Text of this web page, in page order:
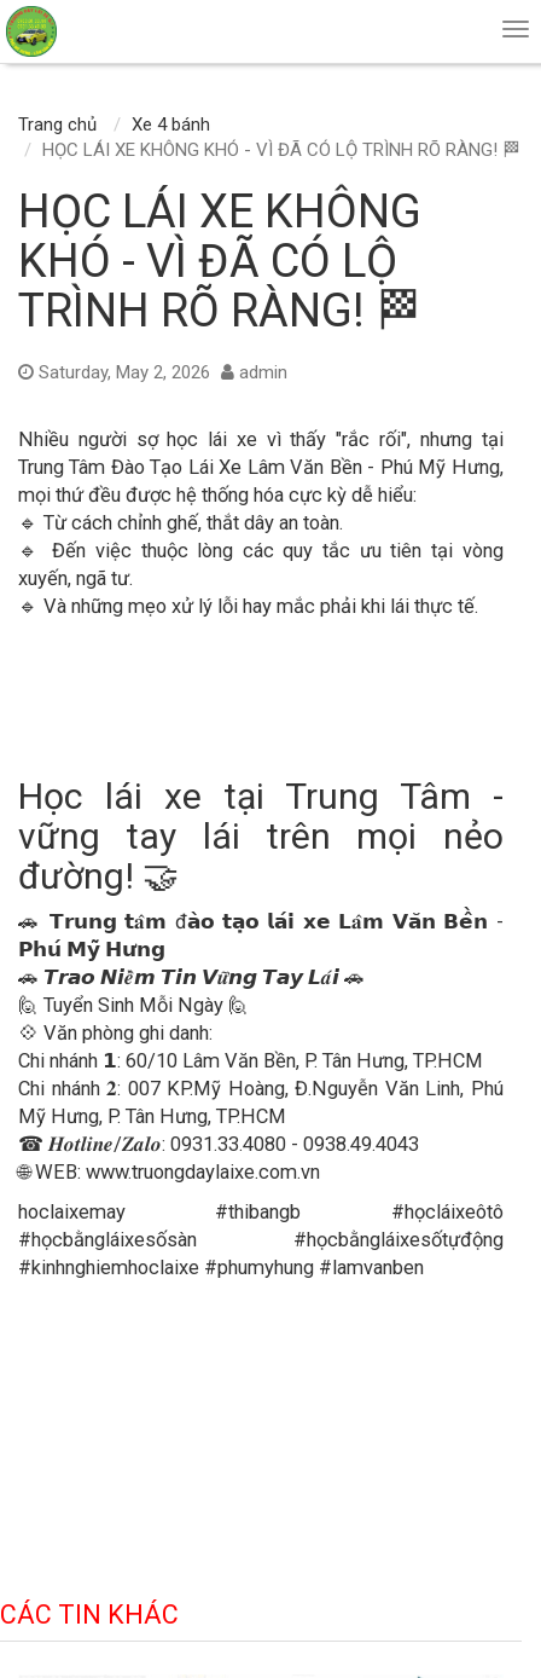
Trang chủ
Xe 4 bánh
HỌC LÁI XE KHÔNG KHÓ - VÌ ĐÃ CÓ LỘ TRÌNH RÕ RÀNG! 🏁
HỌC LÁI XE KHÔNG
KHÓ - VÌ ĐÃ CÓ LỘ
TRÌNH RÕ RÀNG! 🏁
Saturday, May 2, 2026 admin
Nhiều người sợ học lái xe vì thấy "rắc rối", nhưng tại
Trung Tâm Đào Tạo Lái Xe Lâm Văn Bền - Phú Mỹ Hưng,
mọi thứ đều được hệ thống hóa cực kỳ dễ hiểu:
🔹 Từ cách chỉnh ghế, thắt dây an toàn.
🔹 Đến việc thuộc lòng các quy tắc ưu tiên tại vòng
xuyến, ngã tư.
🔹 Và những mẹo xử lý lỗi hay mắc phải khi lái thực tế.
Học lái xe tại Trung Tâm -
vững tay lái trên mọi nẻo
đường! 🤝
🚗 𝗧𝗿𝘂𝗻𝗴 𝘁𝐚̂𝗺 đ𝗮̀𝗼 𝘁𝗮̣𝗼 𝗹𝗮́𝗶 𝘅𝗲 𝗟𝐚̂𝗺 𝗩𝗮̆𝗻 𝗕𝗲̂̀𝗻 -
𝗣𝗵𝘂́ 𝗠𝘆̃ 𝗛𝘂̛𝗻𝗴
🚗 𝙏𝙧𝙖𝙤 𝙉𝙞𝒆̂̀𝙢 𝙏𝙞𝙣 𝙑𝒖̛̃𝙣𝙜 𝙏𝙖𝙮 𝙇𝒂́𝙞 🚗
🙋 Tuyển Sinh Mỗi Ngày 🙋
💠 Văn phòng ghi danh:
Chi nhánh 𝟭: 60/10 Lâm Văn Bền, P. Tân Hưng, TP.HCM
Chi nhánh 𝟐: 007 KP.Mỹ Hoàng, Đ.Nguyễn Văn Linh, Phú
Mỹ Hưng, P. Tân Hưng, TP.HCM
☎ 𝑯𝒐𝒕𝒍𝒊𝒏𝒆/𝒁𝒂𝒍𝒐: 0931.33.4080 - 0938.49.4043
🌐 WEB: www.truongdaylaixe.com.vn
hoclaixemay #thibangb #họcláixeôtô
#họcbằngláixesốsàn #họcbằngláixesốtựđộng
#kinhnghiemhoclaixe #phumyhung #lamvanben
CÁC TIN KHÁC